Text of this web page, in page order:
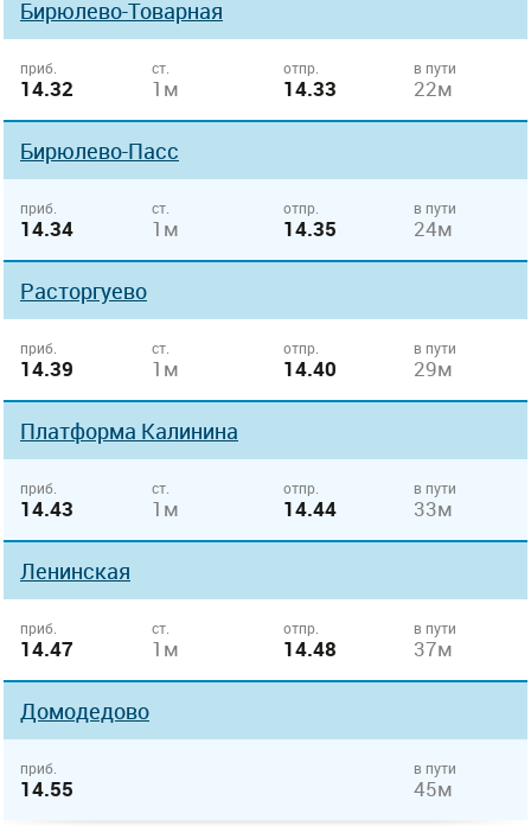
Бирюлево-Товарная
приб.
14.32
ст.
1м
отпр.
14.33
в пути
22м
Бирюлево-Пасс
приб.
14.34
ст.
1м
отпр.
14.35
в пути
24м
Расторгуево
приб.
14.39
ст.
1м
отпр.
14.40
в пути
29м
Платформа Калинина
приб.
14.43
ст.
1м
отпр.
14.44
в пути
33м
Ленинская
приб.
14.47
ст.
1м
отпр.
14.48
в пути
37м
Домодедово
приб.
14.55
в пути
45м